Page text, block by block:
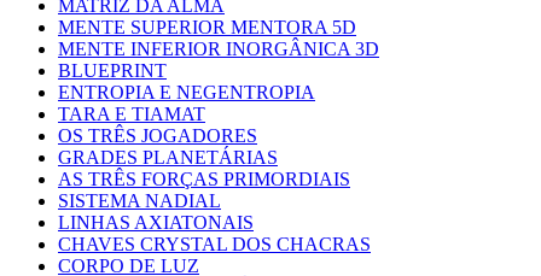
MATRIZ DA ALMA
MENTE SUPERIOR MENTORA 5D
MENTE INFERIOR INORGÂNICA 3D
BLUEPRINT
ENTROPIA E NEGENTROPIA
TARA E TIAMAT
OS TRÊS JOGADORES
GRADES PLANETÁRIAS
AS TRÊS FORÇAS PRIMORDIAIS
SISTEMA NADIAL
LINHAS AXIATONAIS
CHAVES CRYSTAL DOS CHACRAS
CORPO DE LUZ